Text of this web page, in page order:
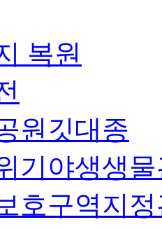
복원
원깃대종
기야생생
호구역지